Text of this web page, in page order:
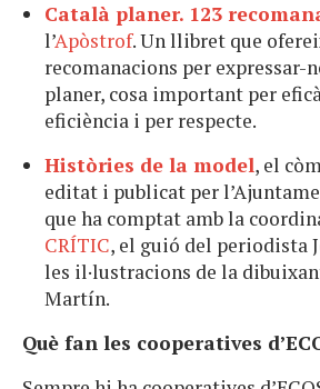
Català planer. 123
l’Apòstrof. Un llibret que
recomanacions per expressar-
planer, cosa important per
eficiència i per respecte.
Històries de la model, el
editat i publicat per
que ha comptat amb la
CRÍTIC, el guió del periodista
les il·lustracions de la
Martín.
Què fan les cooperatives